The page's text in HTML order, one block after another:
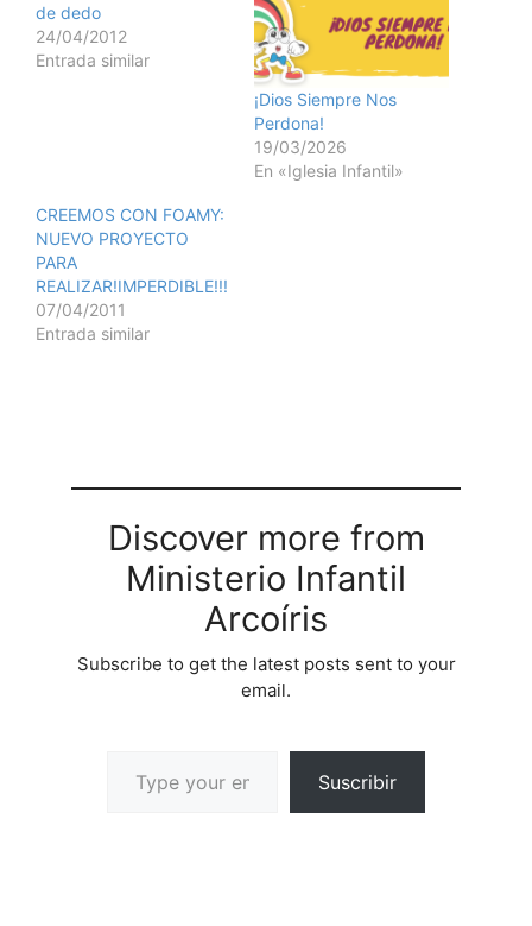
de dedo
24/04/2012
Entrada similar
¡Dios Siempre Nos
Perdona!
19/03/2026
En «Iglesia Infantil»
CREEMOS CON FOAMY:
NUEVO PROYECTO
PARA
REALIZAR!IMPERDIBLE!!!
07/04/2011
Entrada similar
Discover more from
Ministerio Infantil
Arcoíris
Subscribe to get the latest posts sent to your
email.
Suscribir